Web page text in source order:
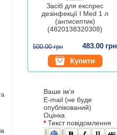
Засіб для експрес
дезінфекції I Med 1 л
(антисептик)
(4820138320308)
500.00 грн
483.00 грн
Купити
Ваше ім'я
E-mail (не буде
опублікований)
Оцінка
*Текст повідомлення